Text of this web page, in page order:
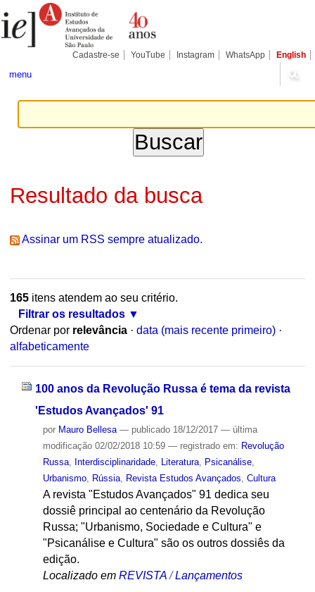
para
conteúdo.
Pessoais
Cadastre-se YouTube Instagram WhatsApp English
menu
Resultado da busca
Assinar um RSS sempre atualizado.
165itens atendem ao seu critério.
Filtrar os resultados
Ordenar por relevância · data (mais recente primeiro) ·
alfabeticamente
100 anos da Revolução Russa é tema da revista
'Estudos Avançados' 91
por Mauro Bellesa — publicado18/12/2017 — última
modificação02/02/2018 10:59 — registrado em: Revolução
Russa, Interdisciplinaridade, Literatura, Psicanálise,
Urbanismo, Rússia, Revista Estudos Avançados Cultura
A revista "Estudos Avançados" 91 dedica seu
dossiê principal ao centenário da Revolução
Russa; "Urbanismo, Sociedade e Cultura" e
"Psicanálise e Cultura" são os outros dossiês da
edição.
Localizado em REVISTA /Lançamentos